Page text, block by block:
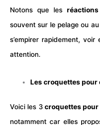
Notons que les
souvent sur le pelage ou
s’empirer rapidement,
attention.
Les croquettes
Voici les 3 croquettes
notamment car elles